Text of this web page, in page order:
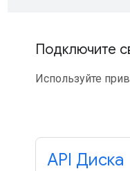
Подключите
Используйте
API Диска